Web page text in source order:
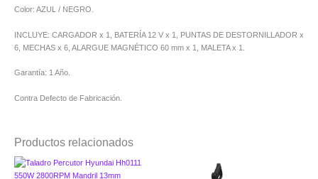
Color: AZUL / NEGRO.
INCLUYE: CARGADOR x 1, BATERÍA 12 V x 1, PUNTAS DE DESTORNILLADOR x
6, MECHAS x 6, ALARGUE MAGNÉTICO 60 mm x 1, MALETA x 1.
Garantía: 1 Año.
Contra Defecto de Fabricación.
Productos relacionados